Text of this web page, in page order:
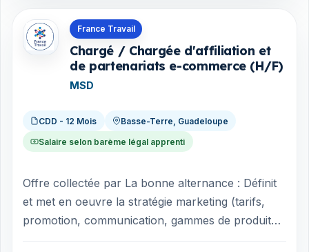
France Travail
Chargé / Chargée d'affiliation et
de partenariats e-commerce (H/F)
MSD
CDD - 12 Mois Basse-Terre, Guadeloupe
Salaire selon barème légal apprenti
Offre collectée par La bonne alternance : Définit
et met en oeuvre la stratégie marketing (tarifs,
promotion, communication, gammes de produits,
Offres en Guadeloupe